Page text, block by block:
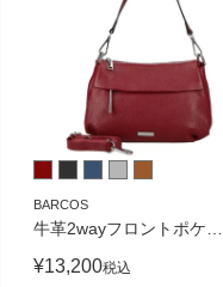
BARCOS
牛革2wayフロントポケ
¥13,200税込